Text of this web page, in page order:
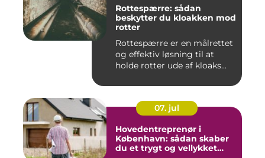
Rottespærre: sådan
beskytter du kloakken mod
rotter
Rottespærre er en målrettet
og effektiv løsning til at
holde rotter ude af kloaks...
07. jul
Hovedentreprenør i
København: sådan skaber
du et trygt og vellykket